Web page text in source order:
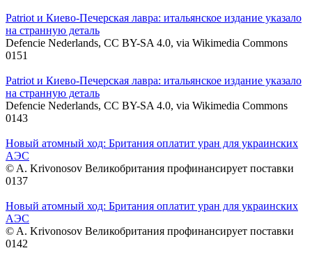
Patriot и Киево-Печерская лавра: итальянское издание указало
на странную деталь
Defencie Nederlands, CC BY-SA 4.0, via Wikimedia Commons
0151
Patriot и Киево-Печерская лавра: итальянское издание указало
на странную деталь
Defencie Nederlands, CC BY-SA 4.0, via Wikimedia Commons
0143
Новый атомный ход: Британия оплатит уран для украинских
АЭС
© A. Krivonosov Великобритания профинансирует поставки
0137
Новый атомный ход: Британия оплатит уран для украинских
АЭС
© A. Krivonosov Великобритания профинансирует поставки
0142